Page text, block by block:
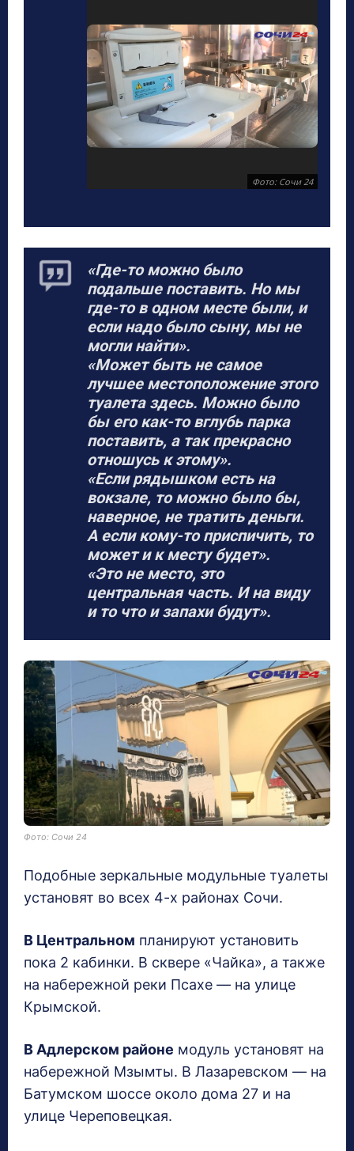
Фото: Сочи 24
«Где-то можно было
подальше поставить. Но мы
где-то в одном месте были, и
если надо было сыну, мы не
могли найти».
«Может быть не самое
лучшее местоположение этого
туалета здесь. Можно было
бы его как-то вглубь парка
поставить, а так прекрасно
отношусь к этому».
«Если рядышком есть на
вокзале, то можно было бы,
наверное, не тратить деньги.
А если кому-то приспичить, то
может и к месту будет».
«Это не место, это
центральная часть. И на виду
и то что и запахи будут».
Фото: Сочи 24
Подобные зеркальные модульные туалеты
установят во всех 4-х районах Сочи.
В Центральном планируют установить
пока 2 кабинки. В сквере «Чайка», а также
на набережной реки Псахе — на улице
Крымской.
В Адлерском районе модуль установят на
набережной Мзымты. В Лазаревском — на
Батумском шоссе около дома 27 и на
улице Череповецкая.